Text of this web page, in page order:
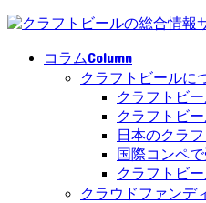
コラムColumn
クラフトビールに
クラフトビ
クラフトビ
日本のクラ
国際コンペ
クラフトビ
クラウドファンデ